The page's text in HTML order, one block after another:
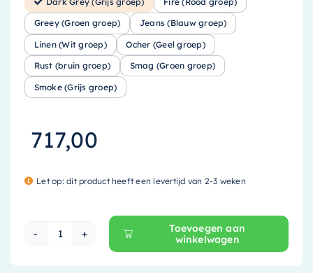
Greey (Groen groep) Jeans (Blauw groep)
Linen (Wit groep) Ocher (Geel groep)
Rust (bruin groep) Smag (Groen groep)
Smoke (Grijs groep)
717,00
Let op: dit product heeft een levertijd van 2-3 weken
Mondiaz EASY Nis - 149.5x29.5cm - solid
Toevoegen aan
winkelwagen